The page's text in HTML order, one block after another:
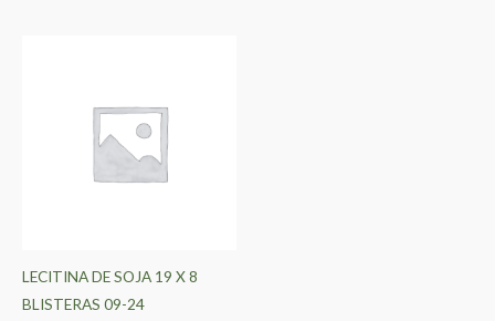
LECITINA DE SOJA 19 X 8
BLISTERAS 09-24